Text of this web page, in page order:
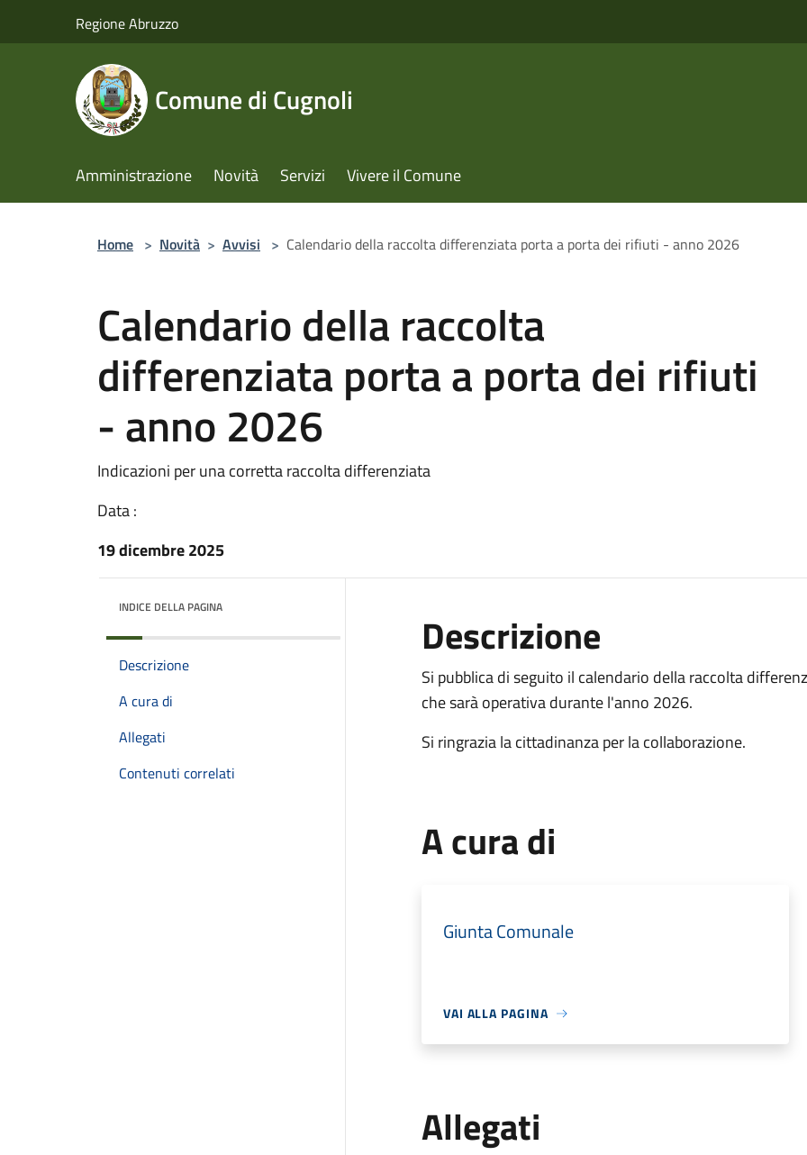
Regione Abruzzo
Comune di Cugnoli
Amministrazione Novità Servizi Vivere il Comune
Home > Novità > Avvisi > Calendario della raccolta differenziata porta a porta dei rifiuti - anno 2026
Calendario della raccolta
differenziata porta a porta dei rifiuti
- anno 2026
Indicazioni per una corretta raccolta differenziata
Data :
19 dicembre 2025
INDICE DELLA PAGINA
Descrizione
A cura di
Allegati
Contenuti correlati
Descrizione
Si pubblica di seguito il calendario della raccolta
che sarà operativa durante l'anno 2026.
Si ringrazia la cittadinanza per la collaborazione.
A cura di
Giunta Comunale
VAI ALLA PAGINA
Allegati